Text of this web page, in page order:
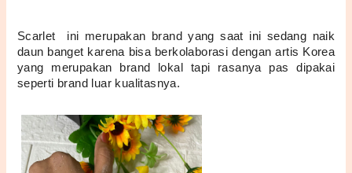
Scarlet  ini merupakan brand yang saat ini sedang naik
daun banget karena bisa berkolaborasi dengan artis Korea
yang merupakan brand lokal tapi rasanya pas dipakai
seperti brand luar kualitasnya.